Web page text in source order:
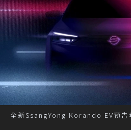
全新SsangYong Korando EV預告